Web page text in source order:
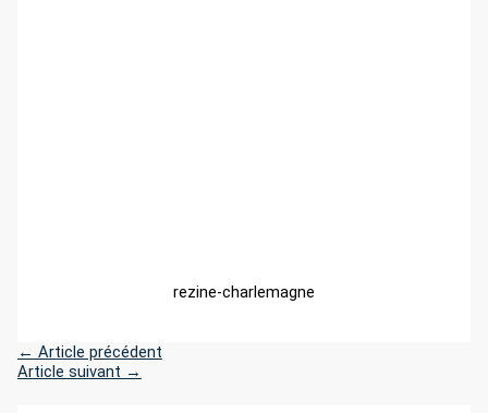
rezine-charlemagne
← Article précédent
Article suivant →